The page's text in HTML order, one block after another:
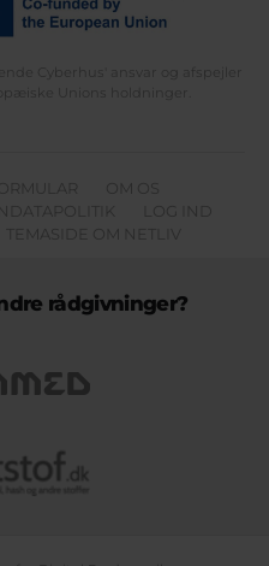
Cyberhus' ansvar og afspejler
Unions holdninger.
OM OS
LOG IND
TEMASIDE OM NETLIV
rådgivninger?